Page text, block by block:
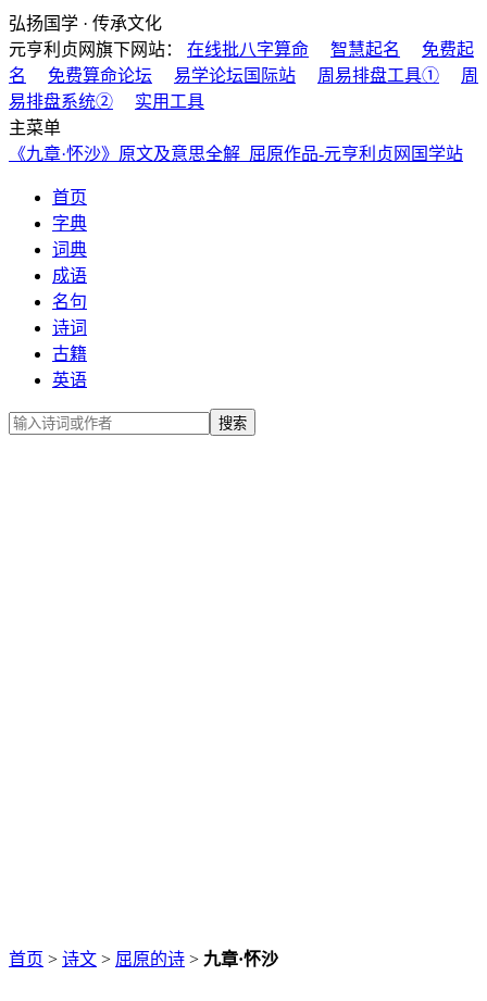
弘扬国学 · 传承文化
元亨利贞网旗下网站： 在线批八字算命 智慧起名
免费起
名
免费算命论坛 易学论坛国际站 周易排盘工具①
周
易排盘系统②
实用工具
主菜单
《九章·怀沙》原文及意思全解_屈原作品-元亨利贞网国学站
首页
字典
词典
成语
名句
诗词
古籍
英语
首页 > 诗文 > 屈原的诗 > 九章·怀沙